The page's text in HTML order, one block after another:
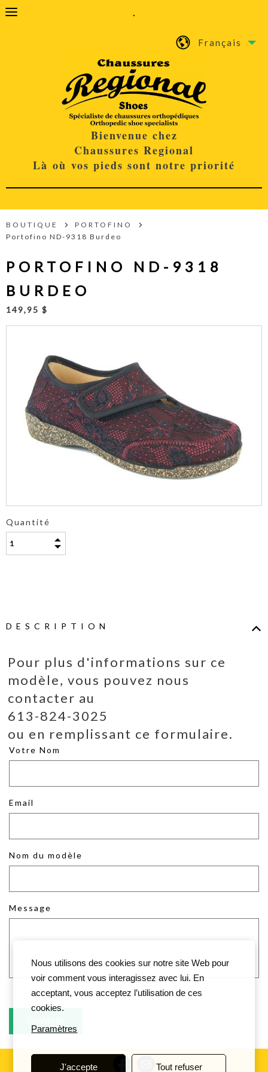
.
Français
Bienvenue chez
Chaussures Regional
Là où vos pieds sont notre priorité
BOUTIQUE
PORTOFINO
Portofino ND-9318 Burdeo
PORTOFINO ND-9318
BURDEO
149,95 $
Quantité
DESCRIPTION
Pour plus d'informations sur ce
modèle, vous pouvez nous
contacter au
613-824-3025
ou en remplissant ce formulaire.
Votre Nom
Email
Nom du modèle
Message
Nous utilisons des cookies sur notre site Web pour
voir comment vous interagissez avec lui. En
acceptant, vous acceptez l’utilisation de ces
cookies.
Paramètres
J'accepte Tout refuser